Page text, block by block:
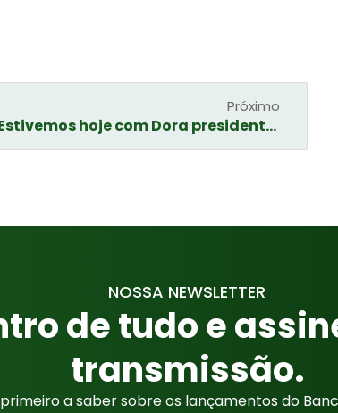
Próximo
Estivemos hoje com Dora presidente do banco Paulo Freire
NOSSA NEWSLETTER
de tudo e
transmissão.
a saber sobre os lançamentos do